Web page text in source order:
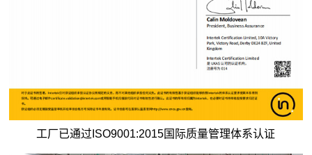
工厂已通过ISO9001:2015国际质量管理体系认证